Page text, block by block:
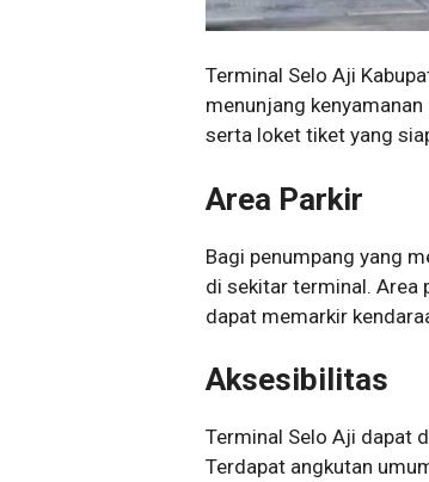
Terminal Selo Aji
menunjang
serta loket tiket yang
Area Parkir
Bagi penumpang yang
di sekitar terminal. Area
dapat memarkir
Aksesibilitas
Terminal Selo Aji dapat
Terdapat angkutan